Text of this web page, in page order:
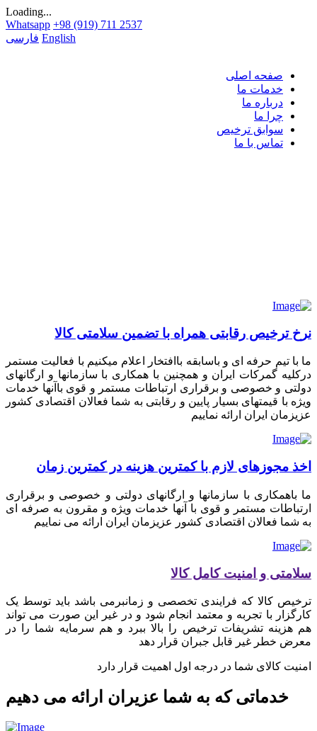
Loading...
Whatsapp +98 (919) 711 2537
فارسی English
صفحه اصلی
خدمات ما
درباره ما
چرا ما
سوابق ترخیص
تماس با ما
نرخ ترخیص رقابتی همراه با تضمین سلامتی کالا
ما با تیم حرفه ای و باسابقه باافتخار اعلام میکنیم با فعالیت مستمر
درکلیه گمرکات ایران و همچنین با همکاری با سازمانها و ارگانهای
دولتی و خصوصی و برقراری ارتباطات مستمر و قوی باآنها خدمات
ویژه با قیمتهای بسیار پایین و رقابتی به شما فعالان اقتصادی کشور
عزیزمان ایران ارائه نماییم
اخذ مجوزهای لازم با کمترین هزینه در کمترین زمان
ما باهمکاری با سازمانها و ارگانهای دولتی و خصوصی و برقراری
ارتباطات مستمر و قوی با آنها خدمات ویژه و مقرون به صرفه ای
به شما فعالان اقتصادی کشور عزیزمان ایران ارائه می نماییم
سلامتی و امنیت کامل کالا
ترخیص کالا که فرایندی تخصصی و زمانبرمی باشد باید توسط یک
کارگزار با تجربه و معتمد انجام شود و در غیر این صورت می تواند
هم هزینه تشریفات ترخیص را بالا ببرد و هم سرمایه شما را در
معرض خطر غیر قابل جبران قرار دهد
امنیت کالای شما در درجه اول اهمیت قرار دارد
خدماتی که به شما عزیران ارائه می دهیم